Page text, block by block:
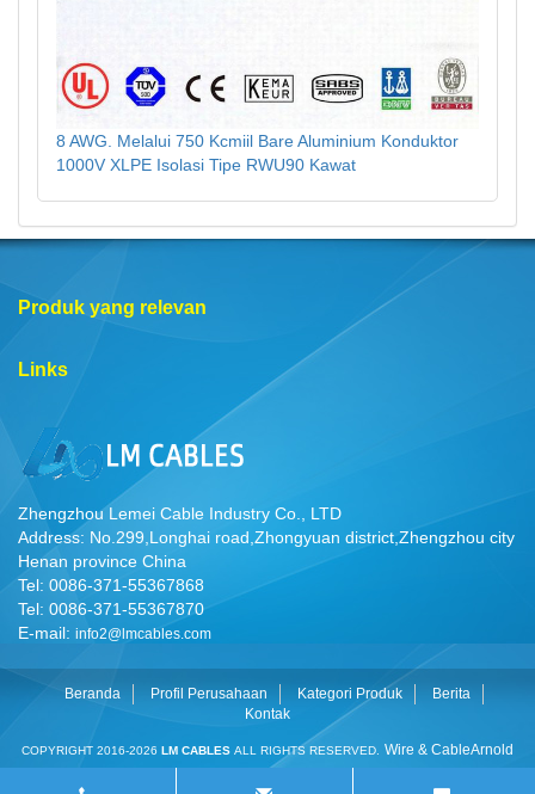
8 AWG. Melalui 750 Kcmiil Bare Aluminium Konduktor
1000V XLPE Isolasi Tipe RWU90 Kawat
Produk yang relevan
Links
Zhengzhou Lemei Cable Industry Co., LTD
Address: No.299,Longhai road,Zhongyuan district,Zhengzhou city
Henan province China
Tel: 0086-371-55367868
Tel: 0086-371-55367870
E-mail: info2@lmcables.com
Beranda Profil Perusahaan Kategori Produk
Berita
Kontak
COPYRIGHT 2016-2026 LM CABLES ALL RIGHTS RESERVED. Wire & CableArnold